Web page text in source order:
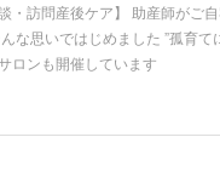
・訪問産後ケア】 助産師がご
な思いではじめました ”孤育
ロンも開催しています